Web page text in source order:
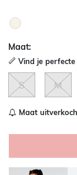
Maat:
Vind je
S M
Maat